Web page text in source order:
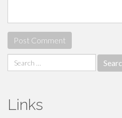
Search
for:
Links